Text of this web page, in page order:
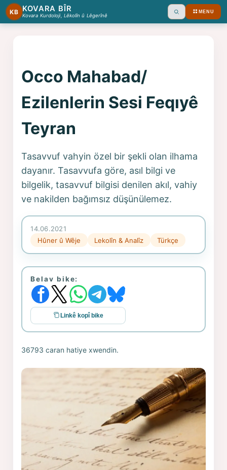
KB KOVARA BÎR
Kovara Kurdoloji, Lêkolîn û Lêgerînê Ara MENU
Occo Mahabad/
Ezilenlerin Sesi Feqıyê
Teyran
Tasavvuf vahyin özel bir şekli olan ilhama
dayanır. Tasavvufa göre, asıl bilgi ve
bilgelik, tasavvuf bilgisi denilen akıl, vahiy
ve nakilden bağımsız düşünülemez.
14.06.2021
Hûner û Wêje
Lekolîn & Analîz Türkçe
Belav bike:
Linkê kopî bike
36793 caran hatiye xwendin.